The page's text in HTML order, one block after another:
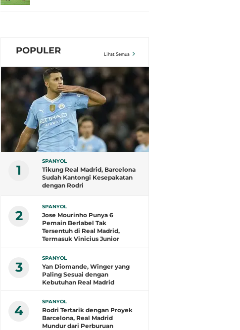
POPULER Lihat Semua
1
SPANYOL
Tikung Real Madrid, Barcelona
Sudah Kantongi Kesepakatan
dengan Rodri
2
SPANYOL
Jose Mourinho Punya 6
Pemain Berlabel Tak
Tersentuh di Real Madrid,
Termasuk Vinicius Junior
3
SPANYOL
Yan Diomande, Winger yang
Paling Sesuai dengan
Kebutuhan Real Madrid
4
SPANYOL
Rodri Tertarik dengan Proyek
Barcelona, Real Madrid
Mundur dari Perburuan